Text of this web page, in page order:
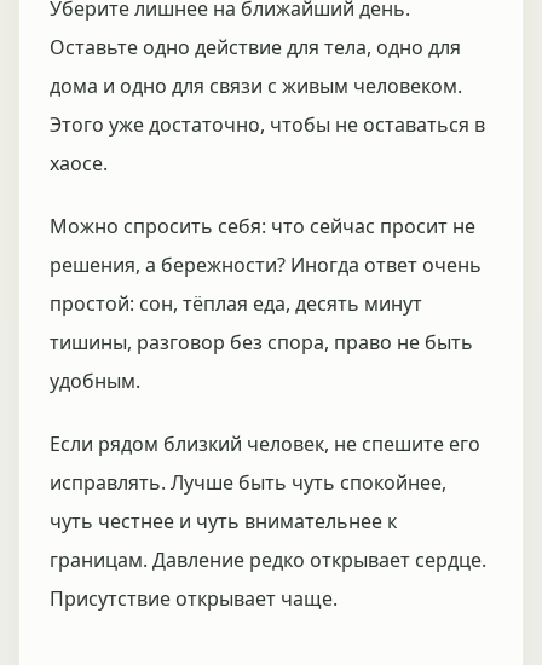
Уберите лишнее на ближайший день.
Оставьте одно действие для тела, одно для
дома и одно для связи с живым человеком.
Этого уже достаточно, чтобы не оставаться в
хаосе.
Можно спросить себя: что сейчас просит не
решения, а бережности? Иногда ответ очень
простой: сон, тёплая еда, десять минут
тишины, разговор без спора, право не быть
удобным.
Если рядом близкий человек, не спешите его
исправлять. Лучше быть чуть спокойнее,
чуть честнее и чуть внимательнее к
границам. Давление редко открывает сердце.
Присутствие открывает чаще.